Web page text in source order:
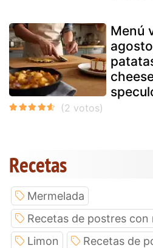
Menú
Recetas
Mermelada
Recetas de postres con
Limon
Recetas de